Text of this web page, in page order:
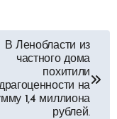
В Ленобласти из
частного дома
похитили
на
1,4 миллиона
рублей.